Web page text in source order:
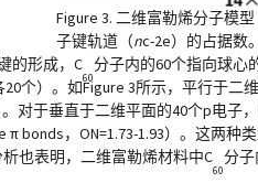
Figure 3. 二维富勒烯分子模型
子键轨道（nc-2e）的占据数。
的形成，C
60
分子内的60个指向球心
20个）。如Figure 3所示，平行于二
对于垂直于二维平面的40个p电
π bonds，ON=1.73-1.93）。这两
也表明，二维富勒烯材料中C
60
分子